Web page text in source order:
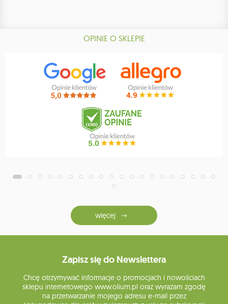
OPINIE O SKLEPIE
więcej
Zapisz się do Newslettera
Chcę otrzymywać informacje o promocjach i nowościach
sklepu internetowego www.olium.pl oraz wyrażam zgodę
na przetwarzanie mojego adresu e-mail przez